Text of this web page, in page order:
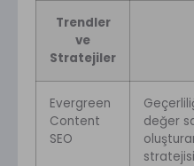
Trendler
ve
Stratejiler
Evergreen
Content
SEO
değer